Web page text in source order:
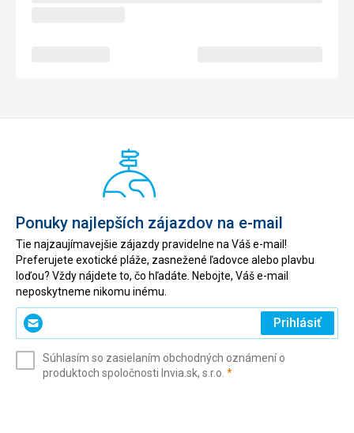
Ponuky najlepších zájazdov na e-mail
Tie najzaujímavejšie zájazdy pravidelne na Váš e-mail!
Preferujete exotické pláže, zasnežené ľadovce alebo plavbu
loďou? Vždy nájdete to, čo hľadáte. Nebojte, Váš e-mail
neposkytneme nikomu inému.
Zadajte
svoj
(povinné)
Prihlásiť
Súhlasím so zasielaním obchodných oznámení o
produktoch spoločnosti Invia.sk, s.r.o. *(povinné)